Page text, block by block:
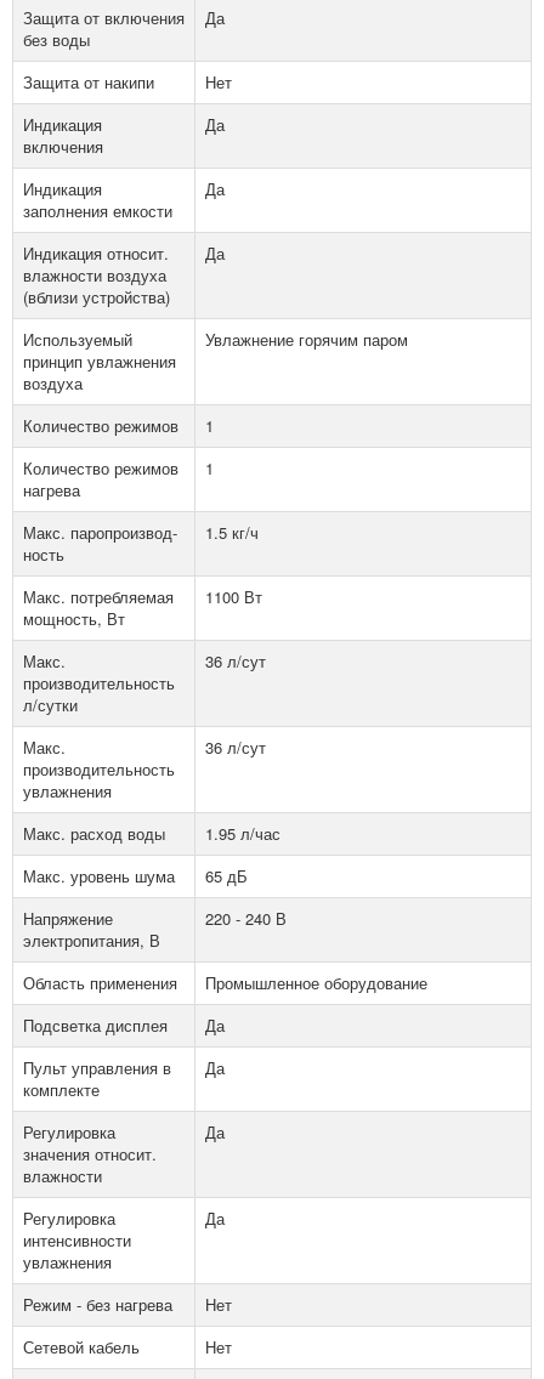
Защита от включения
без воды
Да
Защита от накипи
Нет
Индикация
включения
Да
Индикация
заполнения емкости
Да
Индикация относит.
влажности воздуха
(вблизи устройства)
Да
Используемый
принцип увлажнения
воздуха
Увлажнение горячим паром
Количество режимов
1
Количество режимов
нагрева
1
Макс. паропроизвод-
ность
1.5 кг/ч
Макс. потребляемая
мощность, Вт
1100 Вт
Макс.
производительность
л/сутки
36 л/сут
Макс.
производительность
увлажнения
36 л/сут
Макс. расход воды
1.95 л/час
Макс. уровень шума
65 дБ
Напряжение
электропитания, В
220 - 240 В
Область применения
Промышленное оборудование
Подсветка дисплея
Да
Пульт управления в
комплекте
Да
Регулировка
значения относит.
влажности
Да
Регулировка
интенсивности
увлажнения
Да
Режим - без нагрева
Нет
Сетевой кабель
Нет